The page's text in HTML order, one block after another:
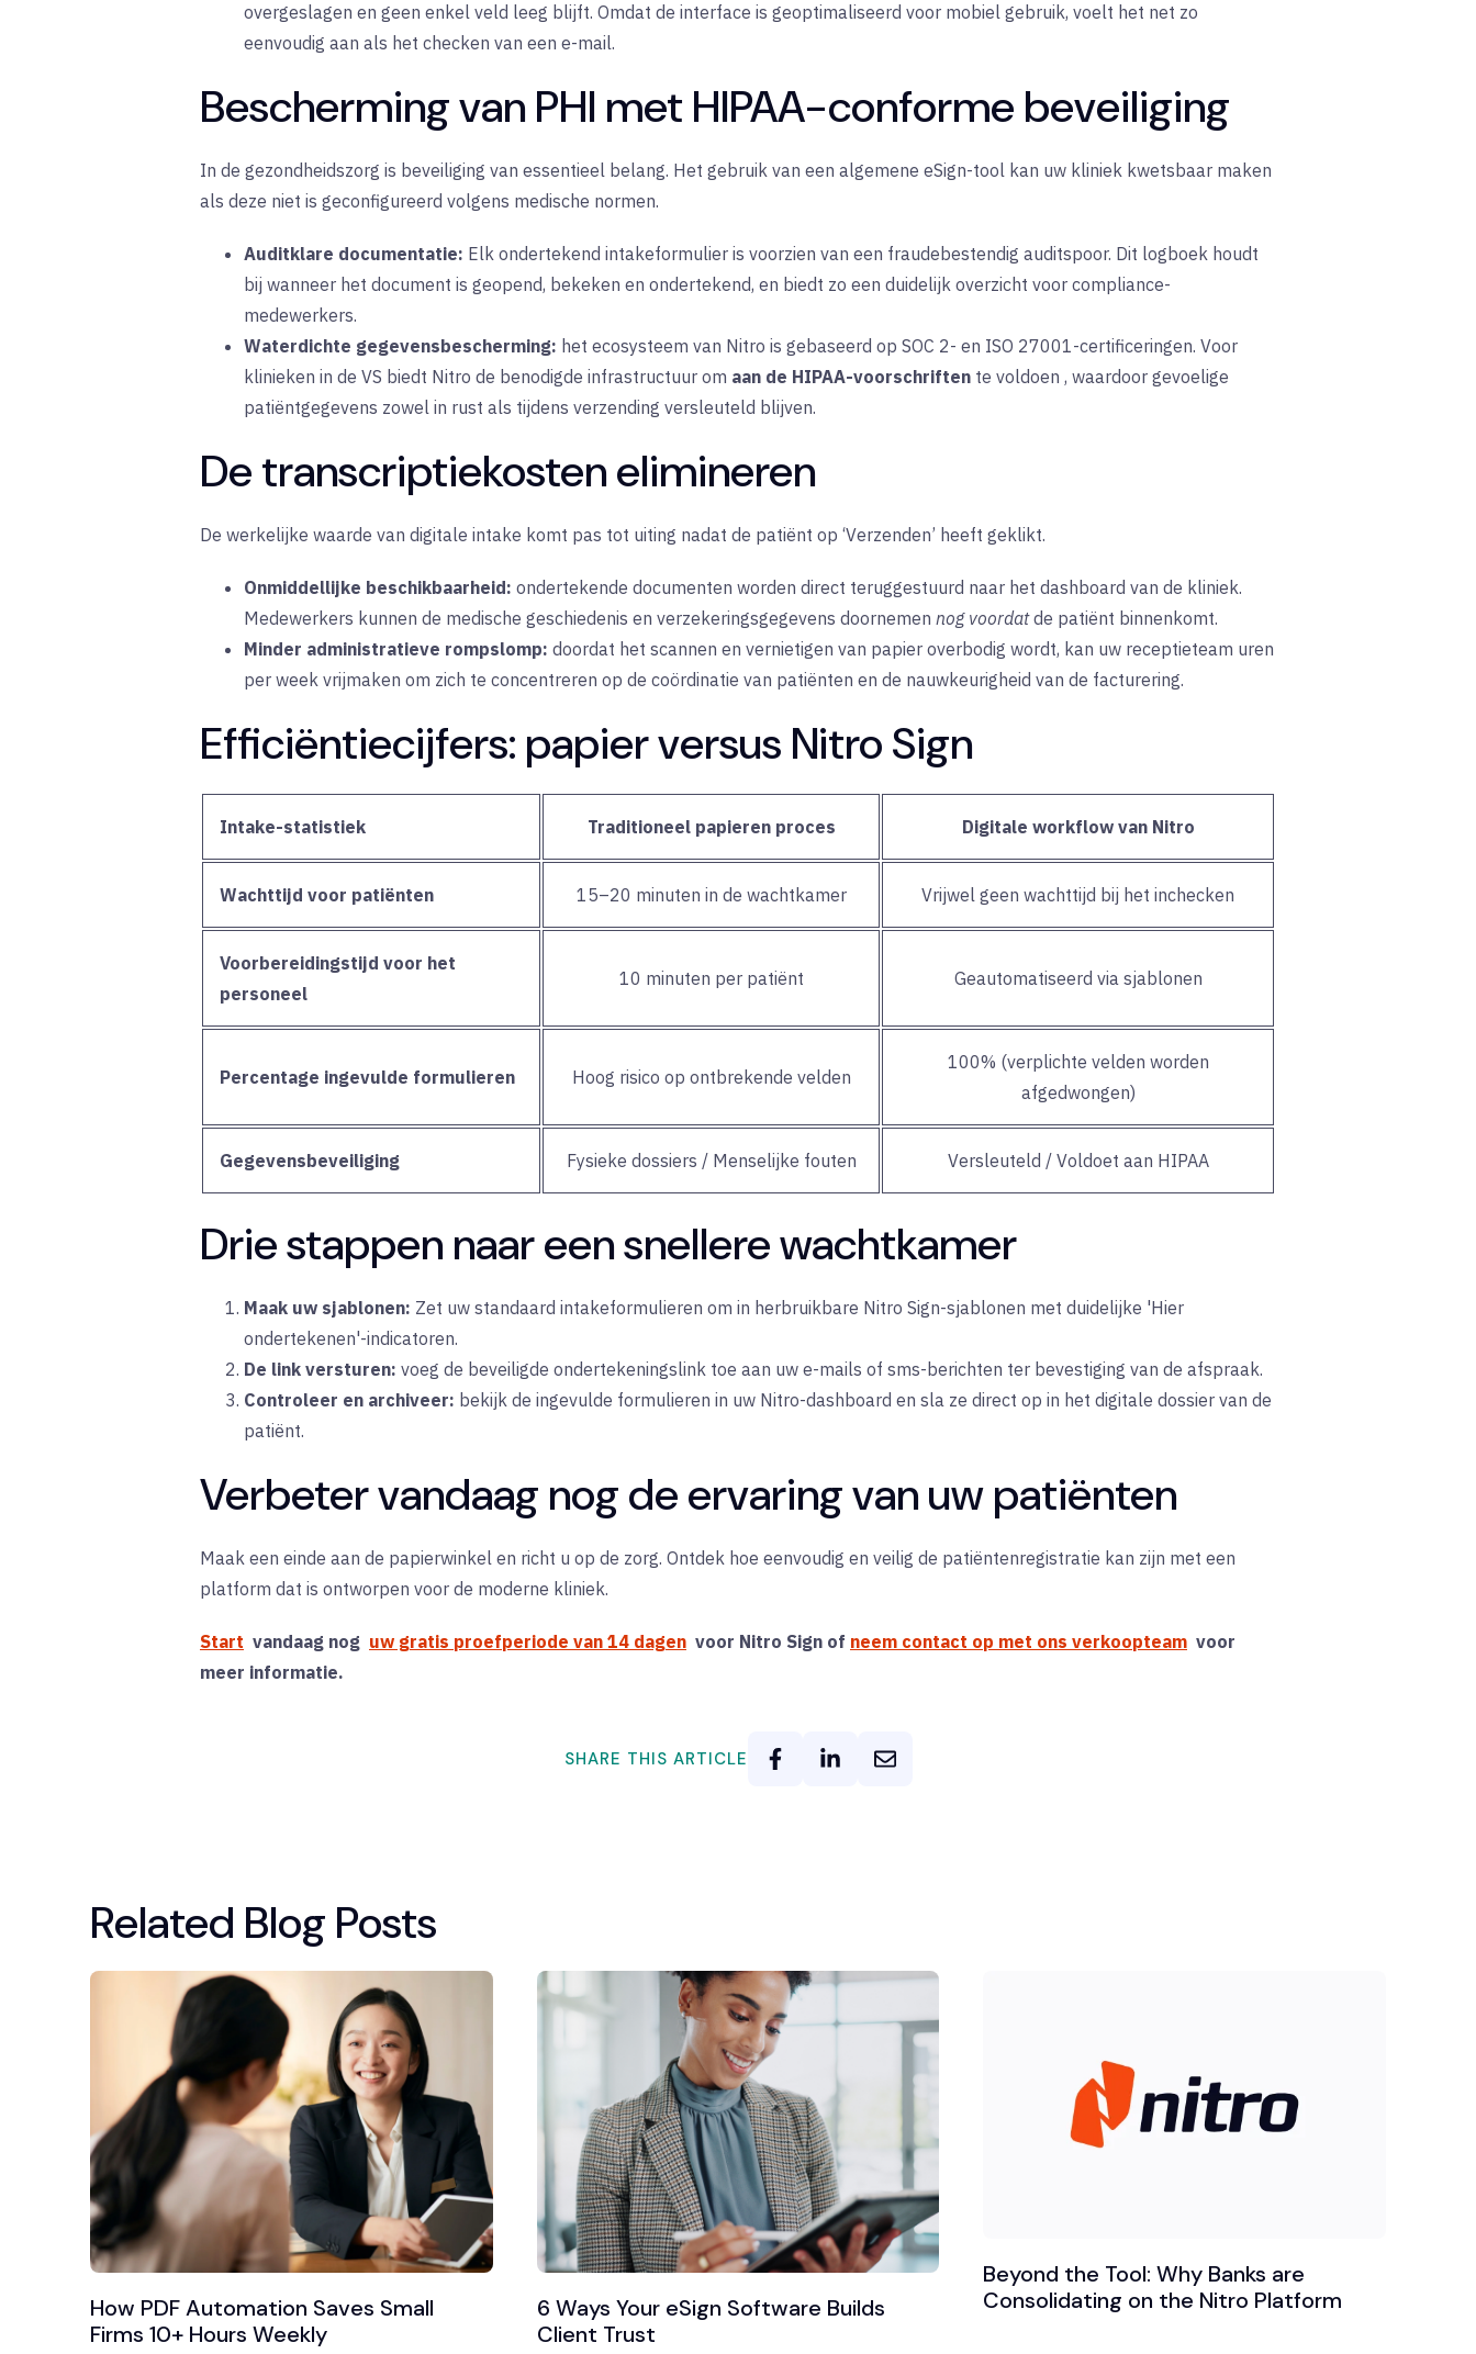
overgeslagen en geen enkel veld leeg blijft. Omdat de interface is geoptimaliseerd voor mobiel gebruik, voelt het net zo
eenvoudig aan als het checken van een e-mail.
Bescherming van PHI met HIPAA-conforme beveiliging
In de gezondheidszorg is beveiliging van essentieel belang. Het gebruik van een algemene eSign-tool kan uw kliniek kwetsbaar maken
als deze niet is geconfigureerd volgens medische normen.
Auditklare documentatie: Elk ondertekend intakeformulier is voorzien van een fraudebestendig auditspoor. Dit logboek houdt
bij wanneer het document is geopend, bekeken en ondertekend, en biedt zo een duidelijk overzicht voor compliance-
medewerkers.
Waterdichte gegevensbescherming: het ecosysteem van Nitro is gebaseerd op SOC 2- en ISO 27001-certificeringen. Voor
klinieken in de VS biedt Nitro de benodigde infrastructuur om aan de HIPAA-voorschriften te voldoen , waardoor gevoelige
patiëntgegevens zowel in rust als tijdens verzending versleuteld blijven.
De transcriptiekosten elimineren
De werkelijke waarde van digitale intake komt pas tot uiting nadat de patiënt op ‘Verzenden’ heeft geklikt.
Onmiddellijke beschikbaarheid: ondertekende documenten worden direct teruggestuurd naar het dashboard van de kliniek.
Medewerkers kunnen de medische geschiedenis en verzekeringsgegevens doornemen nog voordatde patiënt binnenkomt.
Minder administratieve rompslomp: doordat het scannen en vernietigen van papier overbodig wordt, kan uw receptieteam uren
per week vrijmaken om zich te concentreren op de coördinatie van patiënten en de nauwkeurigheid van de facturering.
Efficiëntiecijfers: papier versus Nitro Sign
Intake-statistiek Traditioneel papieren proces Digitale workflow van Nitro
Wachttijd voor patiënten 15–20 minuten in de wachtkamer Vrijwel geen wachttijd bij het inchecken
Voorbereidingstijd voor het
personeel
10 minuten per patiënt Geautomatiseerd via sjablonen
Percentage ingevulde formulieren Hoog risico op ontbrekende velden
100% (verplichte velden worden
afgedwongen)
Gegevensbeveiliging Fysieke dossiers / Menselijke fouten Versleuteld / Voldoet aan HIPAA
Drie stappen naar een snellere wachtkamer
Maak uw sjablonen: Zet uw standaard intakeformulieren om in herbruikbare Nitro Sign-sjablonen met duidelijke 'Hier
ondertekenen'-indicatoren.
De link versturen: voeg de beveiligde ondertekeningslink toe aan uw e-mails of sms-berichten ter bevestiging van de afspraak.
Controleer en archiveer: bekijk de ingevulde formulieren in uw Nitro-dashboard en sla ze direct op in het digitale dossier van de
patiënt.
Verbeter vandaag nog de ervaring van uw patiënten
Maak een einde aan de papierwinkel en richt u op de zorg. Ontdek hoe eenvoudig en veilig de patiëntenregistratie kan zijn met een
platform dat is ontworpen voor de moderne kliniek.
Start vandaag nog uw gratis proefperiode van 14 dagen voor Nitro Sign of neem contact op met ons verkoopteam voor
meer informatie.
SHARE THIS ARTICLE
Related Blog Posts
How PDF Automation Saves Small
Firms 10+ Hours Weekly
6 Ways Your eSign Software Builds
Client Trust
Beyond the Tool: Why Banks are
Consolidating on the Nitro Platform